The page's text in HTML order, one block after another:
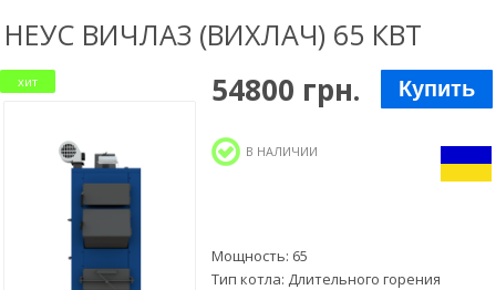
НЕУС ВИЧЛАЗ (ВИХЛАЧ) 65 КВТ
хит 54800 грн. Купить
В НАЛИЧИИ
Мощность: 65
Тип котла: Длительного горения